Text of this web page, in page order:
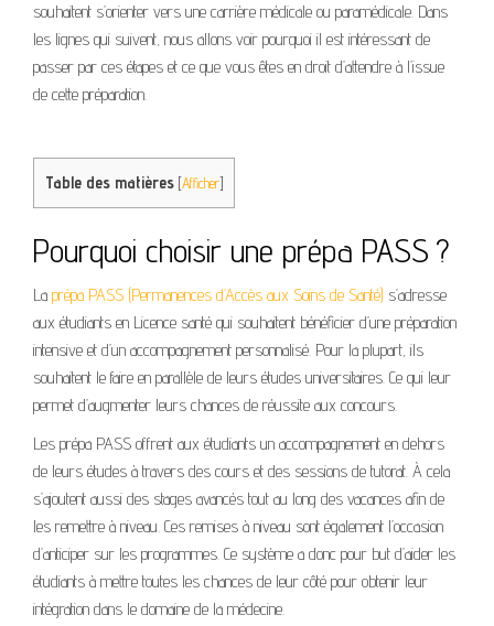
souhaitent s’orienter vers une carrière médicale ou paramédicale. Dans
les lignes qui suivent, nous allons voir pourquoi il est intéressant de
passer par ces étapes et ce que vous êtes en droit d’attendre à l’issue
de cette préparation.
Table des matières [Afficher]
Pourquoi choisir une prépa PASS ?
La prépa PASS (Permanences d’Accès aux Soins de Santé) s’adresse
aux étudiants en Licence santé qui souhaitent bénéficier d’une préparation
intensive et d’un accompagnement personnalisé. Pour la plupart, ils
souhaitent le faire en parallèle de leurs études universitaires. Ce qui leur
permet d’augmenter leurs chances de réussite aux concours.
Les prépa PASS offrent aux étudiants un accompagnement en dehors
de leurs études à travers des cours et des sessions de tutorat. À cela
s’ajoutent aussi des stages avancés tout au long des vacances afin de
les remettre à niveau. Ces remises à niveau sont également l’occasion
d’anticiper sur les programmes. Ce système a donc pour but d’aider les
étudiants à mettre toutes les chances de leur côté pour obtenir leur
intégration dans le domaine de la médecine.